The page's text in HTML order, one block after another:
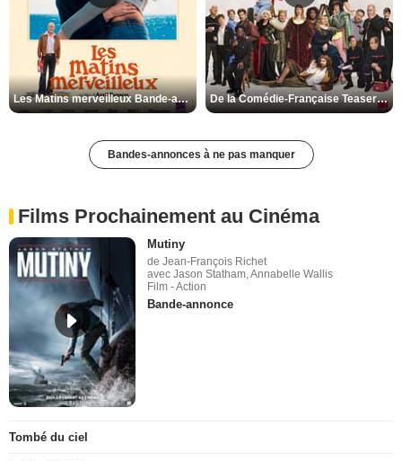
Les Matins merveilleux Bande-annonce VF De la Comédie-Française Teaser VF
Bandes-annonces à ne pas manquer
Films Prochainement au Cinéma
Mutiny
de Jean-François Richet
avec Jason Statham, Annabelle Wallis
Film - Action
Bande-annonce
Tombé du ciel